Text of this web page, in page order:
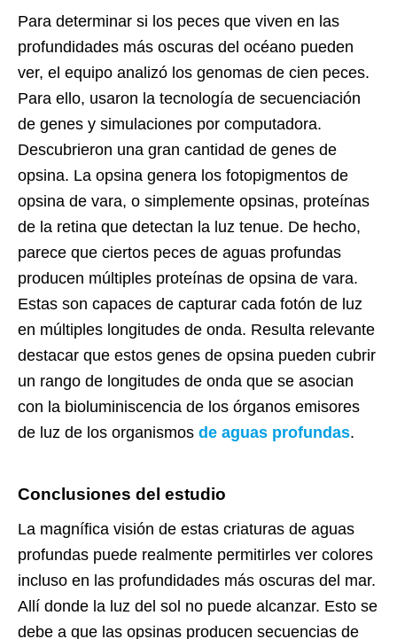
Para determinar si los peces que viven en las
profundidades más oscuras del océano pueden
ver, el equipo analizó los genomas de cien peces.
Para ello, usaron la tecnología de secuenciación
de genes y simulaciones por computadora.
Descubrieron una gran cantidad de genes de
opsina. La opsina genera los fotopigmentos de
opsina de vara, o simplemente opsinas, proteínas
de la retina que detectan la luz tenue. De hecho,
parece que ciertos peces de aguas profundas
producen múltiples proteínas de opsina de vara.
Estas son capaces de capturar cada fotón de luz
en múltiples longitudes de onda. Resulta relevante
destacar que estos genes de opsina pueden cubrir
un rango de longitudes de onda que se asocian
con la bioluminiscencia de los órganos emisores
de luz de los organismos de aguas profundas.
Conclusiones del estudio
La magnífica visión de estas criaturas de aguas
profundas puede realmente permitirles ver colores
incluso en las profundidades más oscuras del mar.
Allí donde la luz del sol no puede alcanzar. Esto se
debe a que las opsinas producen secuencias de